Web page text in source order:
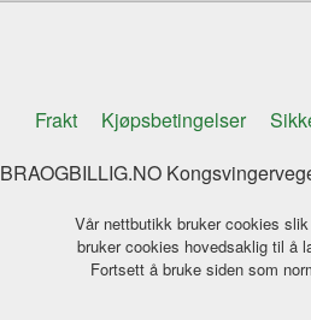
Frakt Kjøpsbetingelser
BRAOGBILLIG.NO
Vår nettbutikk bruker cookies
bruker cookies hovedsaklig til å
Fortsett å bruke siden som